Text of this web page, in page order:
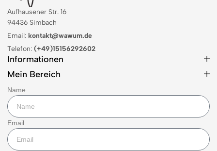
Aufhausener Str. 16
94436 Simbach
Email: kontakt@wawum.de
Telefon: (+49)15156292602
Informationen
Mein Bereich
Name
Email